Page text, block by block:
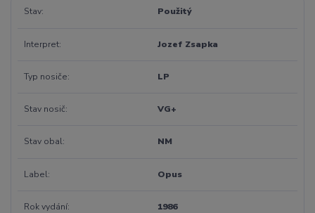
Stav Použitý
Interpret Jozef Zsapka
Typ nosiče LP
Stav nosič VG+
Stav obal NM
Label Opus
Rok vydání 1986